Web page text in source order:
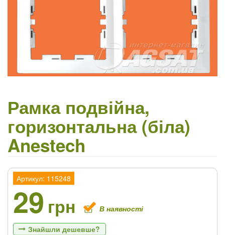
Рамка подвійна,
горизонтальна (біла)
Anestech
Артикул: 115248
29 грн В наявності
Знайшли дешевше?